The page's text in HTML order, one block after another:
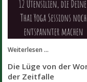
Weiterlesen ...
Die Lüge von der
der Zeitfalle